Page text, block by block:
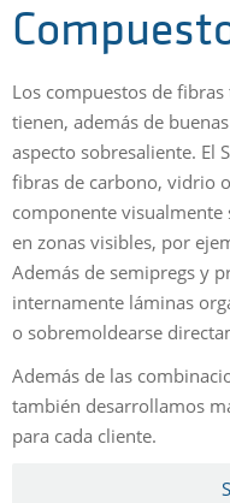
Los compuestos de
tienen, además de
aspecto sobresaliente. El
fibras de carbono, vidrio
componente
en zonas visibles, por
Además de semipregs y
internamente láminas
o sobremoldearse
Además de las
también desarrollamos
para cada cliente.